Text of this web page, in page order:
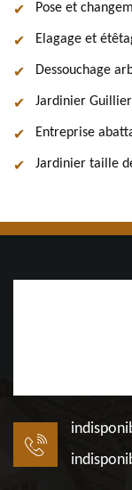
Pose et
Elagage et
Dessouchage
Jardinier
Entreprise
Jardinier taille